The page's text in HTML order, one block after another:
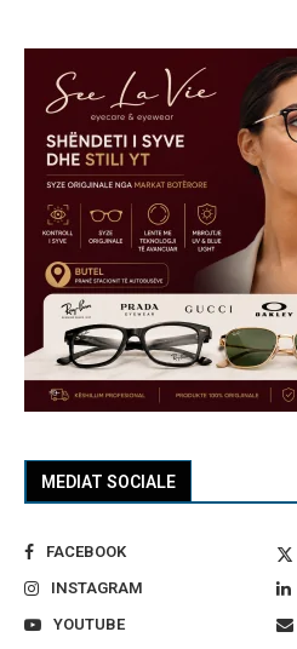
MEDIAT SOCIALE
FACEBOOK
INSTAGRAM
YOUTUBE